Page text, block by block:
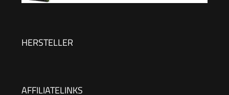
HERSTELLER
AFFILIATELINKS